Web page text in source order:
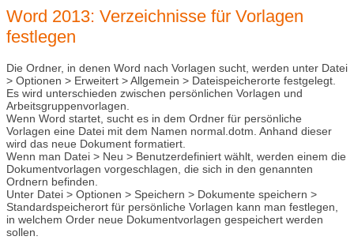
Word 2013: Verzeichnisse für Vorlagen
festlegen
Die Ordner, in denen Word nach Vorlagen sucht, werden unter Datei
> Optionen > Erweitert > Allgemein > Dateispeicherorte festgelegt.
Es wird unterschieden zwischen persönlichen Vorlagen und
Arbeitsgruppenvorlagen.
Wenn Word startet, sucht es in dem Ordner für persönliche
Vorlagen eine Datei mit dem Namen normal.dotm. Anhand dieser
wird das neue Dokument formatiert.
Wenn man Datei > Neu > Benutzerdefiniert wählt, werden einem die
Dokumentvorlagen vorgeschlagen, die sich in den genannten
Ordnern befinden.
Unter Datei > Optionen > Speichern > Dokumente speichern >
Standardspeicherort für persönliche Vorlagen kann man festlegen,
in welchem Order neue Dokumentvorlagen gespeichert werden
sollen.